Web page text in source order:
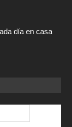
día en casa